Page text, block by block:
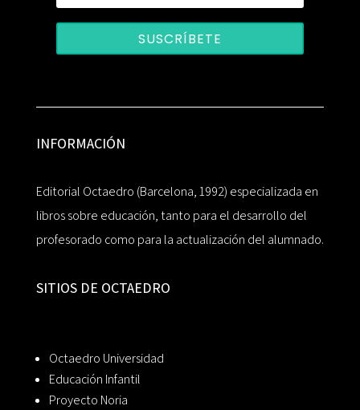
SUSCRÍBETE
INFORMACIÓN
Editorial Octaedro (Barcelona, 1992) especializada en
libros sobre educación, tanto para el desarrollo del
profesorado como para la actualización del alumnado.
SITIOS DE OCTAEDRO
Octaedro Universidad
Educación Infantil
Proyecto Noria